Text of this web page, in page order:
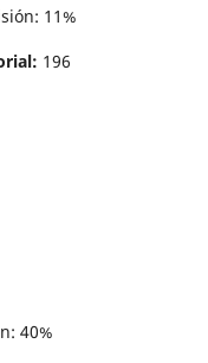
11%
196
40%